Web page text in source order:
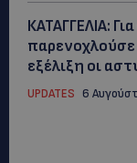
ΚΑΤΑΓΓΕΛΙΑ:
παρενοχλούσε
εξέλιξη οι
UPDATES 6